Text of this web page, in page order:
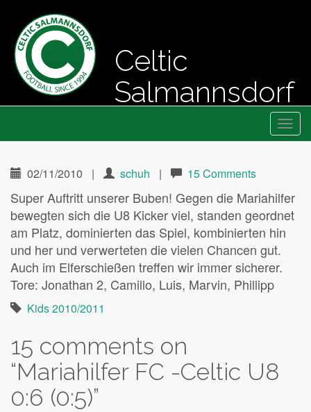
Celtic
Salmannsdorf
Menu
02/11/2010 | schuh | 15 Comments
Super Auftritt unserer Buben! Gegen die Mariahilfer
bewegten sich die U8 Kicker viel, standen geordnet
am Platz, dominierten das Spiel, kombinierten hin
und her und verwerteten die vielen Chancen gut.
Auch im Elferschießen treffen wir immer sicherer.
Tore: Jonathan 2, Camillo, Luis, Marvin, Phillipp
Kids 2010/2011
15 comments on
“Mariahilfer FC -Celtic U8
0:6 (0:5)”